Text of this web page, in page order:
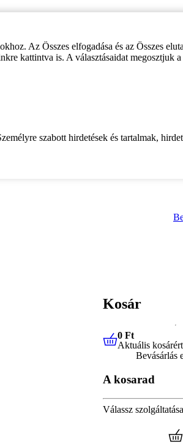
Az Összes elfogadása és az Összes
kattintva is. A választásaidat megosztjuk
szabott hirdetések és tartalmak,
Kosár
0 FtAktuális
0 Ft
Aktuális
Bevásárlás
A kosarad
Válassz